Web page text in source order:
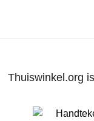
Thuiswinkel.org